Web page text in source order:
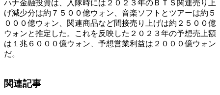
ハナ金融投資は、入隊時には２０２３年のＢＴＳ関連売り上
げ減少分は約７５００億ウォン、音楽ソフトとツアーは約５
０００億ウォン、関連商品など間接売り上げは約２５００億
ウォンと推定した。これを反映した２０２３年の予想売上額
は１兆６０００億ウォン、予想営業利益は２０００億ウォン
だ。
関連記事